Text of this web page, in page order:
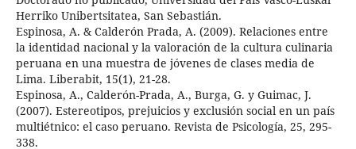
Herriko Unibertsitatea, San Sebastián.
Espinosa, A. & Calderón Prada, A. (2009). Relaciones entre
la identidad nacional y la valoración de la cultura culinaria
peruana en una muestra de jóvenes de clases media de
Lima. Liberabit, 15(1), 21-28.
Espinosa, A., Calderón-Prada, A., Burga, G. y Guimac, J.
(2007). Estereotipos, prejuicios y exclusión social en un país
multiétnico: el caso peruano. Revista de Psicología, 25, 295-
338.